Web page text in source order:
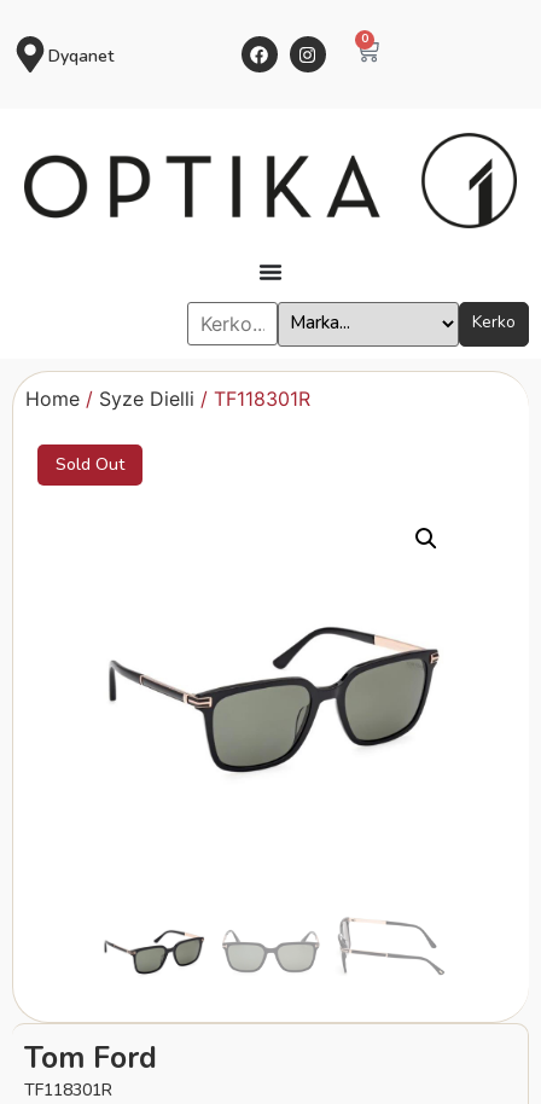
Dyqanet
0
Kerko
Home / Syze Dielli / TF118301R
Sold Out
Tom Ford
TF118301R